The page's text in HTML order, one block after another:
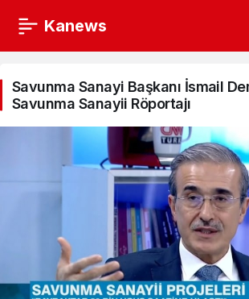
Kanews
Savunma
Sanayi
Başkanı
İsmail
Demir
Türk
Savunma
Sanayii
Savunma Sanayi Başkanı İsmail
Savunma Sanayii Röportajı